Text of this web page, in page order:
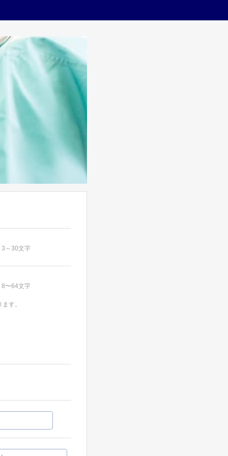
～30文字
〜64文字
す。